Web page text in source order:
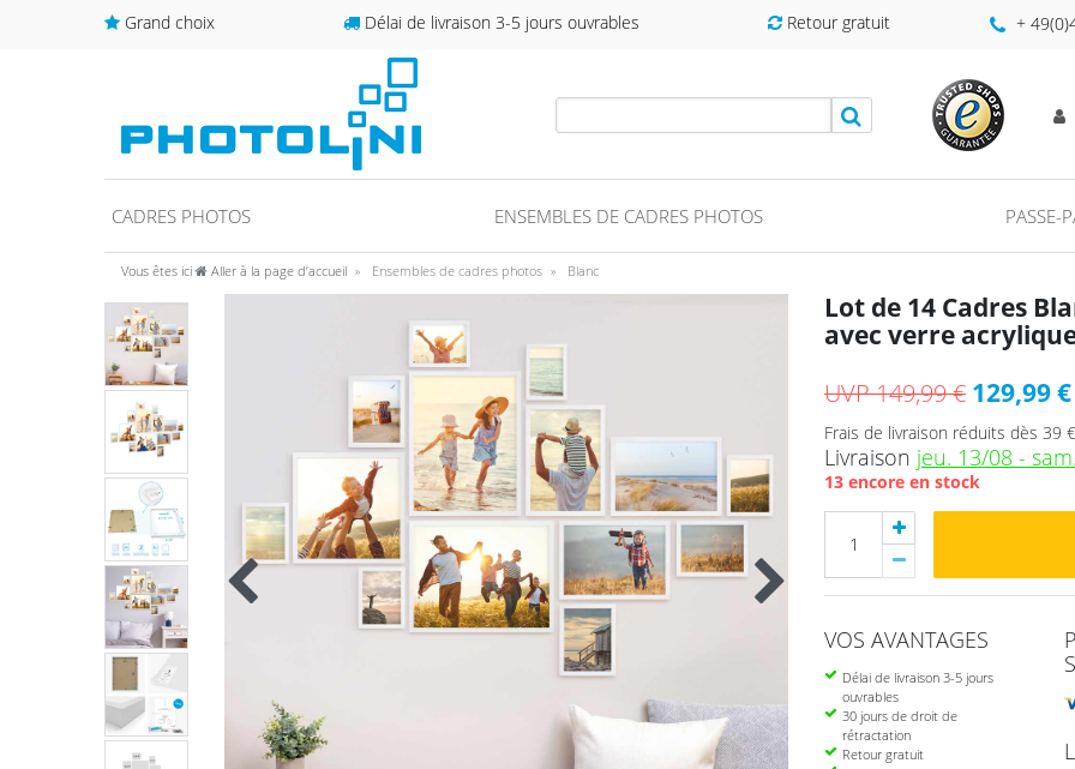
Grand choix Délai de livraison 3-5 jours ouvrables Retour gratuit +
CADRES PHOTOS ENSEMBLES DE CADRES PHOTOS PASSE-
Vous êtes ici Aller à la page d’accueil Ensembles de cadres photos Blanc
Lot de 14 Cadres
avec verre
UVP 149,99 € 129,99 €
Frais de livraison réduits dès 39
Livraison jeu. 13/08 -
13 encore en stock
VOS AVANTAGES
Délai de livraison 3-5 jours
ouvrables
30 jours de droit de
rétractation
Retour gratuit